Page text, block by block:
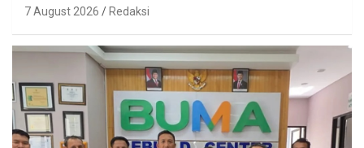
7 August 2026 Redaksi